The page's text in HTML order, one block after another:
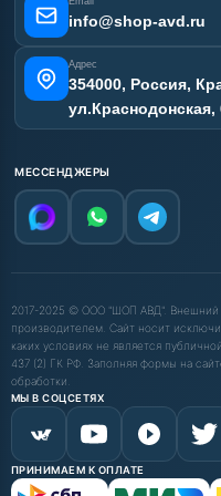
info@shop-avd.ru
Адрес
354000, Россия,
ул.Краснодонская,
МЕССЕНДЖЕРЫ
2017-2025 © ООО "ШОП АВД". Внешний
производителем. Сайт носит
каких условиях не является
437 (2) ГК РФ. Заполняя формы на
обработки.
МЫ В СОЦСЕТЯХ
ПРИНИМАЕМ К ОПЛАТЕ